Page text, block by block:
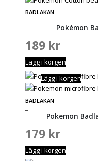
BADLAKAN
Pokémon
189 kr
Lägg i korgen
BADLAKAN
Lägg i korgen
Pokemon
179 kr
Lägg i korgen